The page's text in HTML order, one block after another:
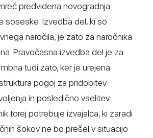
predvidena novogradnja
soseske. Izvedba del, ki so
naročila, je zato za naročnika
Pravočasna izvedba del je za
tudi zato, ker je urejena
pogoj za pridobitev
in posledično vselitev
torej potrebuje izvajalca, ki zaradi
šokov ne bo prešel v situacijo